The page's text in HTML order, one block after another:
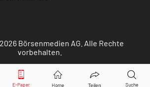
jetzt handeln?
Börsenmedien AG. Alle Rechte
vorbehalten.